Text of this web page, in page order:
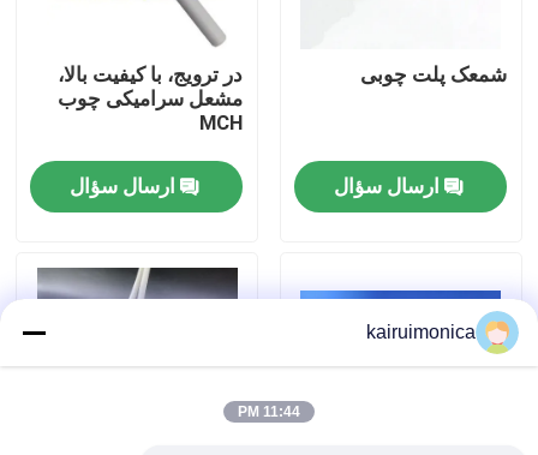
درباره ما
کنترل کیفیت
با ما تماس بگیرید
اخبار
شمعک پلت چوبی
ارسال سؤال
در ترویج، با کیفیت بالا،
مشعل سرامیکی چوب
MCH
ارسال سؤال
kairuimonica
11:44 PM